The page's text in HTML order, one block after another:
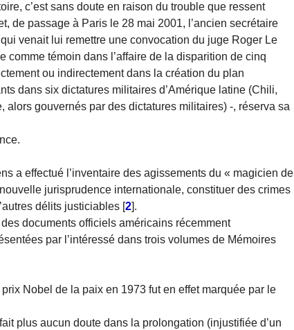
c’est sans doute en raison du trouble que ressent
de passage à Paris le 28 mai 2001, l’ancien secrétaire
venait lui remettre une convocation du juge Roger Le
comme témoin dans l’affaire de la disparition de cinq
ou indirectement dans la création du plan
dans six dictatures militaires d’Amérique latine (Chili,
alors gouvernés par des dictatures militaires) -, réserva sa
a effectué l’inventaire des agissements du « magicien de
jurisprudence internationale, constituer des crimes
délits justiciables [2].
documents officiels américains récemment
par l’intéressé dans trois volumes de Mémoires
Nobel de la paix en 1973 fut en effet marquée par le
plus aucun doute dans la prolongation (injustifiée d’un